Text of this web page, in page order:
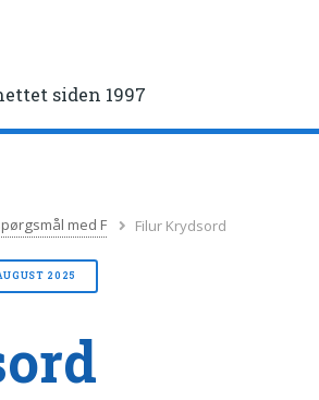
siden 1997
med F Filur Krydsord
2025